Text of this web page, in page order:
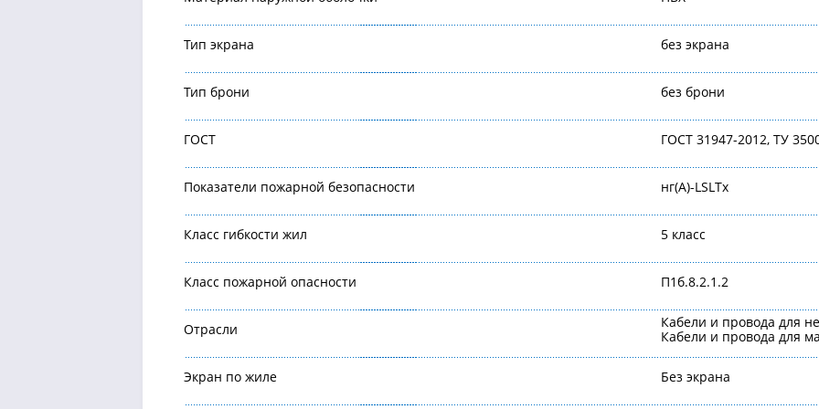
Тип экрана без экрана
Тип брони без брони
ГОСТ ГОСТ 31947-2012, ТУ
Показатели пожарной безопасности нг(А)-LSLTx
Класс гибкости жил 5 класс
Класс пожарной опасности П1б.8.2.1.2
Отрасли
Кабели и провода для
Кабели и провода для
Экран по жиле Без экрана